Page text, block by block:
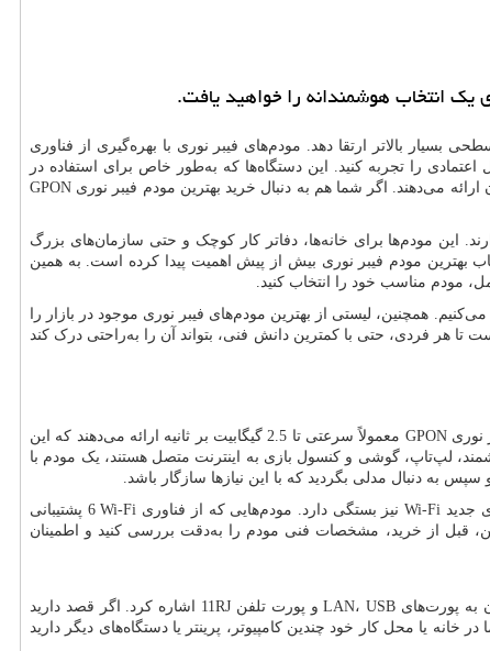
بالاتر ارتقا دهد. مودم‌های فیبر نوری با بهره‌گیری از فناوری
را تجربه کنید. این دستگاه‌ها که به‌طور خاص برای استفاده در
می‌دهند. اگر شما هم به دنبال خرید بهترین مودم فیبر نوری GPON
این مودم‌ها برای خانه‌ها، دفاتر کار کوچک و حتی سازمان‌های بزرگ
بهترین مودم فیبر نوری بیش از پیش اهمیت پیدا کرده است. به همین
مودم مناسب خود را انتخاب کنید.
همچنین، لیستی از بهترین مودم‌های فیبر نوری موجود در بازار را
تا هر فردی، حتی با کمترین دانش فنی، بتواند آن را به‌راحتی درک کند
نوریGPON
معمولاً سرعتی تا 2.5 گیگابیت بر ثانیه ارائه می‌دهند که این
لپ‌تاپ، گوشی و کنسول بازی به اینترنت متصل هستند، یک مودم با
به دنبال مدلی بگردید که با این نیازها سازگار باشد.
جدید Wi-Fiنیز بستگی دارد. مودم‌هایی که از فناوری Wi-Fi
6 پشتیبانی
قبل از خرید، مشخصات فنی مودم را به‌دقت بررسی کنید و اطمینان
به پورت‌های LAN، USBو پورت تلفن RJ
11 اشاره کرد. اگر قصد دارید
خانه یا محل کار خود چندین کامپیوتر، پرینتر یا دستگاه‌های دیگر دارید